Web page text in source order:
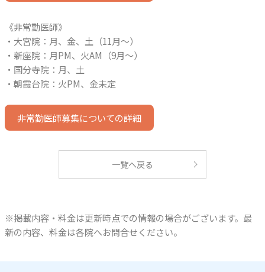
《非常勤医師》
・大宮院：月、金、土（11月～）
・新座院：月PM、火AM（9月～）
・国分寺院：月、土
・朝霞台院：火PM、金未定
非常勤医師募集についての詳細
一覧へ戻る
※掲載内容・料金は更新時点での情報の場合がございます。最
新の内容、料金は各院へお問合せください。